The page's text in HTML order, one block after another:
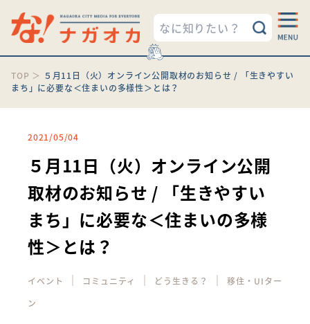
TOP ＞ ５月11日（火）オンライン公開取材のお知らせ / 「生きやすい
まち」に必要な＜住まいの多様性＞とは？
2021/05/04
５月11日（火）オンライン公開
取材のお知らせ / 「生きやすい
まち」に必要な＜住まいの多様
性＞とは？
イベント ｜ コミュニティ ｜ どう生きる？ ｜移住・UIター
ン